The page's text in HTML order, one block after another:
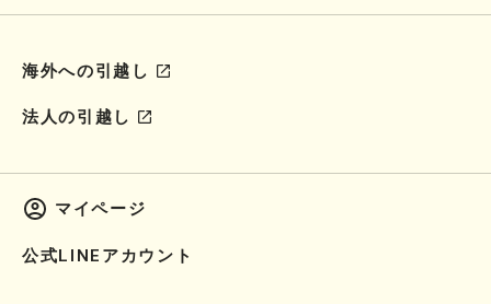
海外への引越し
法人の引越し
マイページ
公式LINEアカウント